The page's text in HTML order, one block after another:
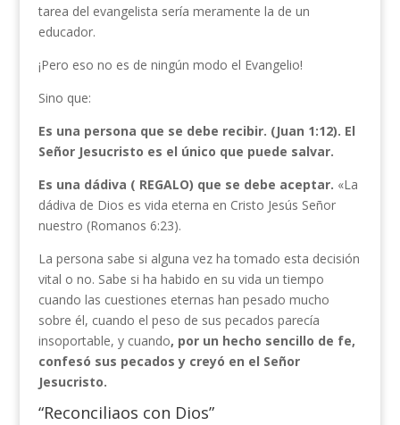
tarea del evangelista sería meramente la de un
educador.
¡Pero eso no es de ningún modo el Evangelio!
Sino que:
Es una persona que se debe recibir. (Juan 1:12). El
Señor Jesucristo es el único que puede salvar.
Es una dádiva ( REGALO) que se debe aceptar. «La
dádiva de Dios es vida eterna en Cristo Jesús Señor
nuestro (Romanos 6:23).
La persona sabe si alguna vez ha tomado esta decisión
vital o no. Sabe si ha habido en su vida un tiempo
cuando las cuestiones eternas han pesado mucho
sobre él, cuando el peso de sus pecados parecía
insoportable, y cuando, por un hecho sencillo de fe,
confesó sus pecados y creyó en el Señor
Jesucristo.
“Reconciliaos con Dios”